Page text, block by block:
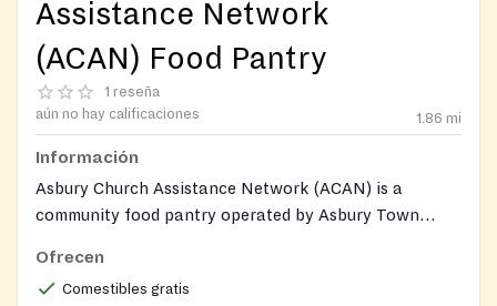
Assistance Network
(ACAN) Food Pantry
1 reseña
aún no hay calificaciones
1.86 mi
Información
Asbury Church Assistance Network (ACAN) is a
community food pantry operated by Asbury Town
fresh produce, and grocery gift cards to Anne Arundel
County residents experiencing food insecurity. ACAN
Ofrecen
Comestibles gratis